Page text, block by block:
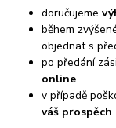
doručujeme
během
objednat s
po předání
online
v případě
váš prospěch